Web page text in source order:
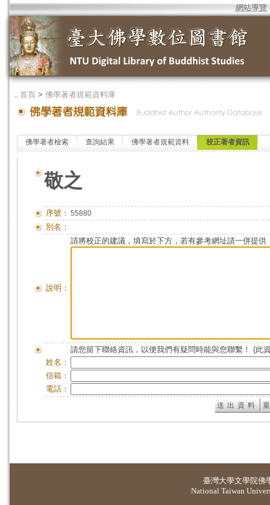
網站導覽
． 首頁 > 佛學著者規範資料庫
佛學著者檢索 查詢結果 佛學著者規範資料 校正著者資訊
敬之
序號： 55880
別名：
說明：
請將校正的建議，填寫於下方，若有參考網址請一併提供
請您留下聯絡資訊，以便我們有疑問時能與您聯繫！ (此
姓名：
信箱：
電話：
臺灣大學文學院佛
National Taiwan